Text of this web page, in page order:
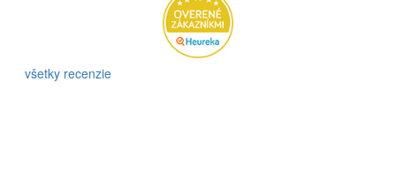
všetky recenzie